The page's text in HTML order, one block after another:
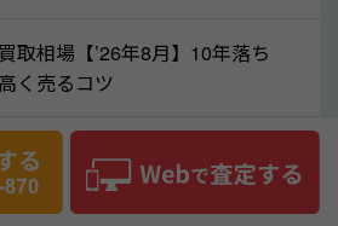
ます。逆に需要が高い時期であ
買取やすくなります。一般的に新
た、転職者が多い9〜10月ごろ
売れるケースがあります。買取
取相場【’26年8月】10年落ち
く売るコツ
【’26年8月】10年落ちを
るコツ